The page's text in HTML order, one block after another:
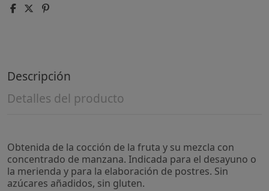
Descripción
Detalles del producto
Obtenida de la cocción de la fruta y su mezcla con
concentrado de manzana. Indicada para el desayuno o
la merienda y para la elaboración de postres. Sin
azúcares añadidos, sin gluten.